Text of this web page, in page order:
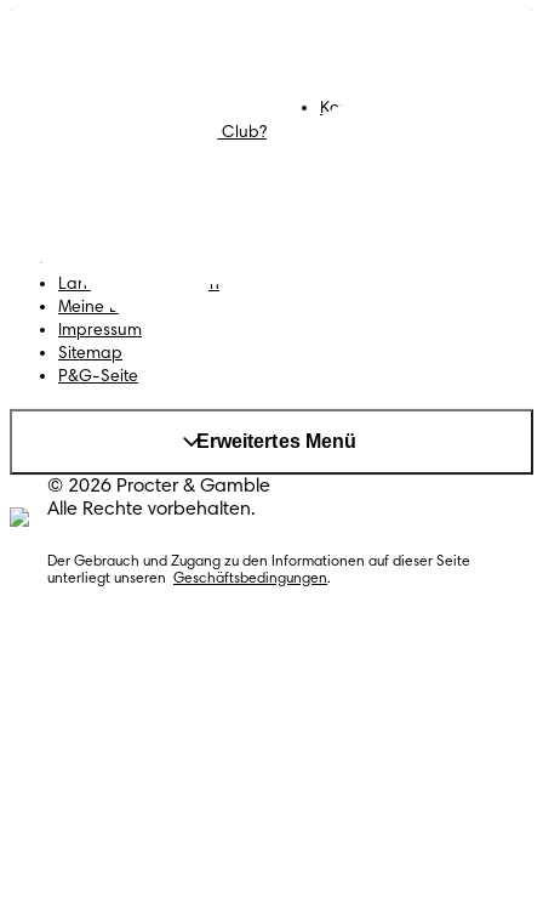
Was ist der Pampers Club?
Kontakt
Land/Region ändern
Meine Daten
Impressum
Sitemap
P&G-Seite
Erweitertes Menü
© 2026 Procter & Gamble
Alle Rechte vorbehalten.
Der Gebrauch und Zugang zu den Informationen auf dieser Seite
unterliegt unseren Geschäftsbedingungen.